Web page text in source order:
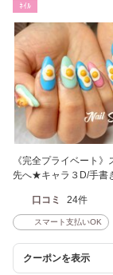
ﾈｲﾙ
《完全プライベート
先へ★キャラ３D/手書
口コミ 24件
スマート支払いOK
クーポンを表示